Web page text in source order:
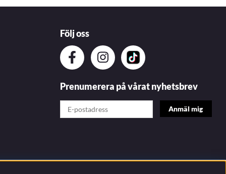
Följ oss
Prenumerera på vårat nyhetsbrev